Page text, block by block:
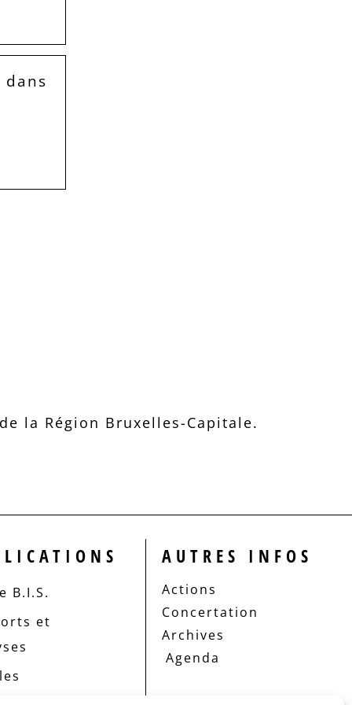
la Région Bruxelles-Capitale.
B.I.S.
et
AUTRES INFOS
Actions
Concertation
Archives
Agenda